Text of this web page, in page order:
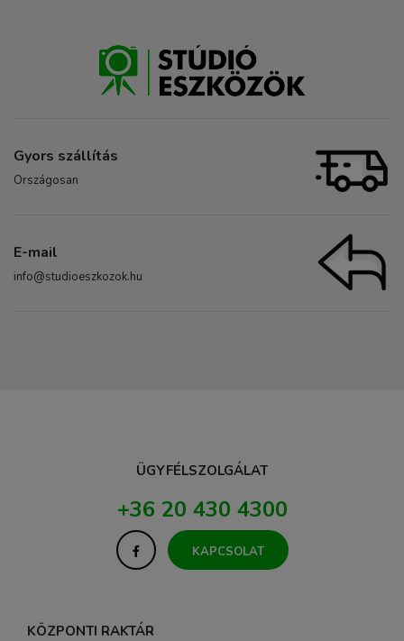
Gyors szállítás
Országosan
E-mail
info@studioeszkozok.hu
ÜGYFÉLSZOLGÁLAT
+36 20 430 4300
KAPCSOLAT
KÖZPONTI RAKTÁR